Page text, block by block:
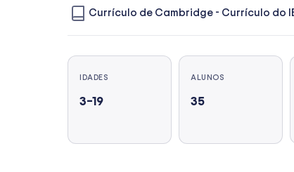
Currículo de Cambridge - Currículo do
IDADES
3–19
ALUNOS
35